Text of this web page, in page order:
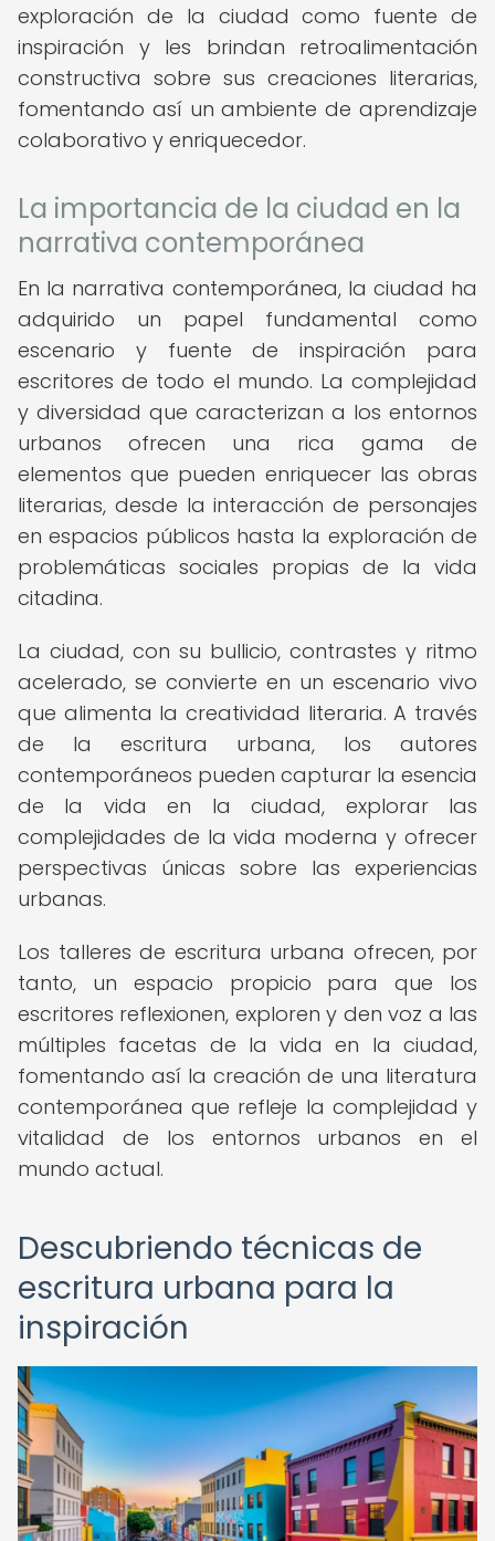
exploración de la ciudad como fuente de
inspiración y les brindan retroalimentación
constructiva sobre sus creaciones literarias,
fomentando así un ambiente de aprendizaje
colaborativo y enriquecedor.
La importancia de la ciudad en la
narrativa contemporánea
En la narrativa contemporánea, la ciudad ha
adquirido un papel fundamental como
escenario y fuente de inspiración para
escritores de todo el mundo. La complejidad
y diversidad que caracterizan a los entornos
urbanos ofrecen una rica gama de
elementos que pueden enriquecer las obras
literarias, desde la interacción de personajes
en espacios públicos hasta la exploración de
problemáticas sociales propias de la vida
citadina.
La ciudad, con su bullicio, contrastes y ritmo
acelerado, se convierte en un escenario vivo
que alimenta la creatividad literaria. A través
de la escritura urbana, los autores
contemporáneos pueden capturar la esencia
de la vida en la ciudad, explorar las
complejidades de la vida moderna y ofrecer
perspectivas únicas sobre las experiencias
urbanas.
Los talleres de escritura urbana ofrecen, por
tanto, un espacio propicio para que los
escritores reflexionen, exploren y den voz a las
múltiples facetas de la vida en la ciudad,
fomentando así la creación de una literatura
contemporánea que refleje la complejidad y
vitalidad de los entornos urbanos en el
mundo actual.
Descubriendo técnicas de
escritura urbana para la
inspiración